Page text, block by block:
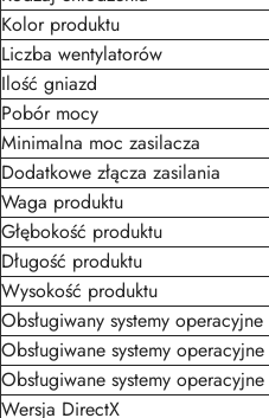
Kolor produktu
Liczba wentylatorów
Ilość gniazd
Pobór mocy
Minimalna moc zasilacza
Dodatkowe złącza zasilania
Waga produktu
Głębokość produktu
Długość produktu
Wysokość produktu
Obsługiwany systemy operacyjne
Obsługiwane systemy
Obsługiwane systemy
Wersja DirectX